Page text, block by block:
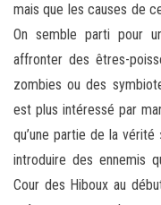
mais que les causes de
On semble parti pour
affronter des êtres-
zombies ou des
est plus intéressé par
qu’une partie de la
introduire des ennemis
Cour des Hiboux au